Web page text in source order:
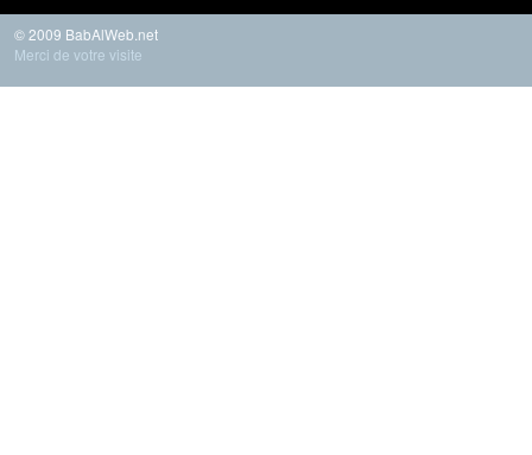
© 2009 BabAlWeb.net
Merci de votre visite